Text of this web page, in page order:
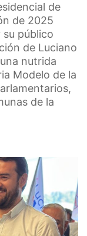
de
de 2025
público
de Luciano
nutrida
Modelo de la
de la